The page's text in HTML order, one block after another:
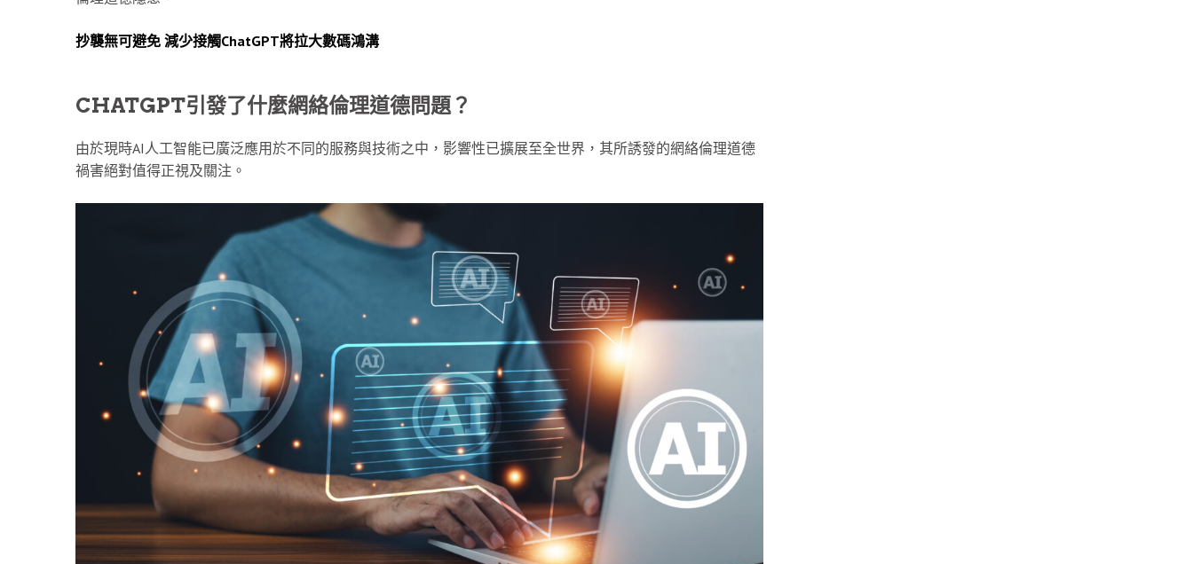
抄襲無可避免 減少接觸ChatGPT將拉大數碼鴻溝
CHATGPT引發了什麼網絡倫理道德問題？
由於現時AI人工智能已廣泛應用於不同的服務與技術之中，影響性已擴展至全世界，其所誘發的網絡倫理道德
禍害絕對值得正視及關注。